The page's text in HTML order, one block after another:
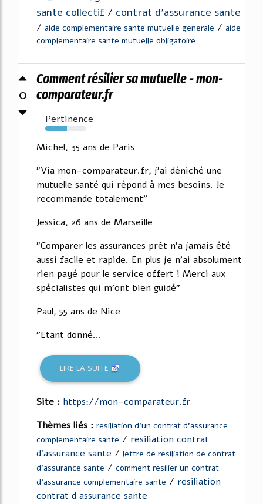
sante collectif / contrat d'assurance sante
/ aide complementaire sante mutuelle generale / aide
complementaire sante mutuelle obligatoire
0
Comment résilier sa mutuelle - mon-
comparateur.fr
Pertinence
53%
Michel, 35 ans de Paris
"Via mon-comparateur.fr, j'ai déniché une
mutuelle santé qui répond à mes besoins. Je
recommande totalement"
Jessica, 26 ans de Marseille
"Comparer les assurances prêt n'a jamais été
aussi facile et rapide. En plus je n'ai absolument
rien payé pour le service offert ! Merci aux
spécialistes qui m'ont bien guidé"
Paul, 55 ans de Nice
"Etant donné...
LIRE LA SUITE
Site : https://mon-comparateur.fr
Thèmes liés : resiliation d'un contrat d'assurance
complementaire sante / resiliation contrat
d'assurance sante / lettre de resiliation de contrat
d'assurance sante / comment resilier un contrat
d'assurance complementaire sante / resiliation
contrat d assurance sante